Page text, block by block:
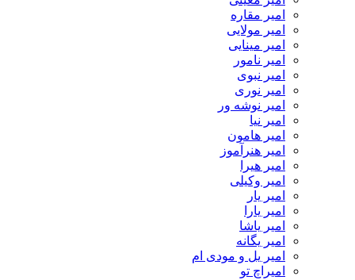
امیر مقاره
امیر مولایی
امیر مینایی
امیر نامور
امیر نبوی
امیر نوری
امیر نوشه ور
امیر نیا
امیر هامون
امیر هنرآموز
امیر هیرا
امیر وکیلی
امیر یار
امیر یارا
امیر یاشا
امیر یگانه
امیر یل و مودی ام
امیراچ تو